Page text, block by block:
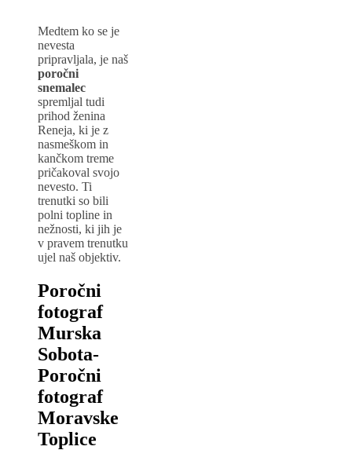
Medtem ko se je
nevesta
pripravljala, je naš
poročni
snemalec
spremljal tudi
prihod ženina
Reneja, ki je z
nasmeškom in
kančkom treme
pričakoval svojo
nevesto. Ti
trenutki so bili
polni topline in
nežnosti, ki jih je
v pravem trenutku
ujel naš objektiv.
Poročni
fotograf
Murska
Sobota-
Poročni
fotograf
Moravske
Toplice